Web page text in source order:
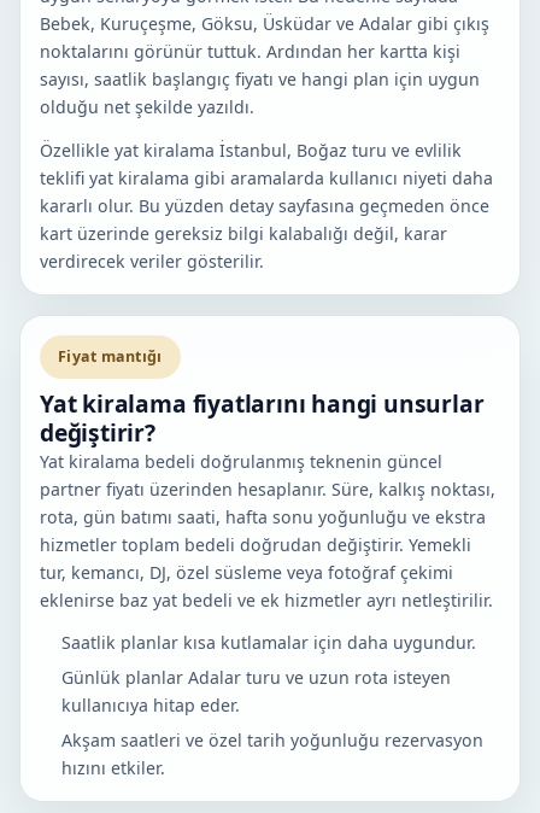
Bebek, Kuruçeşme, Göksu, Üsküdar ve Adalar gibi çıkış
noktalarını görünür tuttuk. Ardından her kartta kişi
sayısı, saatlik başlangıç fiyatı ve hangi plan için uygun
olduğu net şekilde yazıldı.
Özellikle yat kiralama İstanbul, Boğaz turu ve evlilik
teklifi yat kiralama gibi aramalarda kullanıcı niyeti daha
kararlı olur. Bu yüzden detay sayfasına geçmeden önce
kart üzerinde gereksiz bilgi kalabalığı değil, karar
verdirecek veriler gösterilir.
Fiyat mantığı
Yat kiralama fiyatlarını hangi unsurlar
değiştirir?
Yat kiralama bedeli doğrulanmış teknenin güncel
partner fiyatı üzerinden hesaplanır. Süre, kalkış noktası,
rota, gün batımı saati, hafta sonu yoğunluğu ve ekstra
hizmetler toplam bedeli doğrudan değiştirir. Yemekli
tur, kemancı, DJ, özel süsleme veya fotoğraf çekimi
eklenirse baz yat bedeli ve ek hizmetler ayrı netleştirilir.
Saatlik planlar kısa kutlamalar için daha uygundur.
Günlük planlar Adalar turu ve uzun rota isteyen
kullanıcıya hitap eder.
Akşam saatleri ve özel tarih yoğunluğu rezervasyon
hızını etkiler.